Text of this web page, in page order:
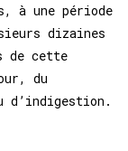
à une période
dizaines
de cette
du
d’indigestion.